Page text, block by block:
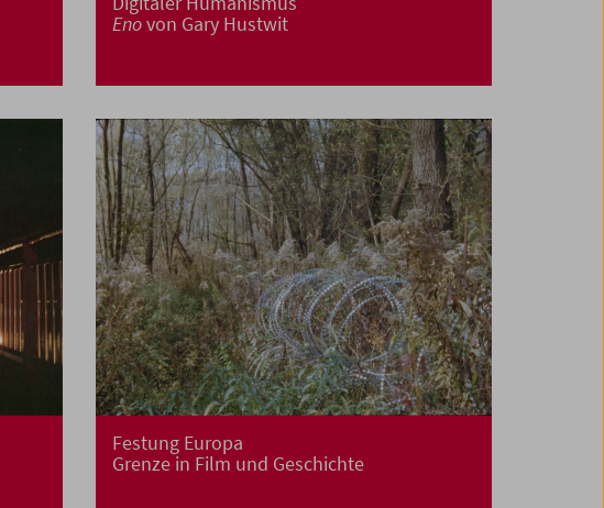
Enovon Gary Hustwit
Festung Europa
Grenze in Film und Geschichte